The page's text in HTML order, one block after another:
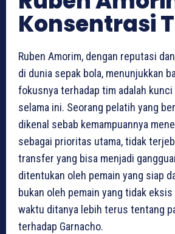
Konsentrasi
Ruben Amorim, dengan reputasi
di dunia sepak bola, menunjukkan
fokusnya terhadap tim adalah
selama ini. Seorang pelatih yang
dikenal sebab kemampuannya
sebagai prioritas utama, tidak
transfer yang bisa menjadi
ditentukan oleh pemain yang siap
bukan oleh pemain yang tidak eksis
waktu ditanya lebih terus tentang
terhadap Garnacho.